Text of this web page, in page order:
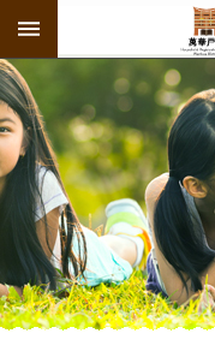
跳到主要內容區塊